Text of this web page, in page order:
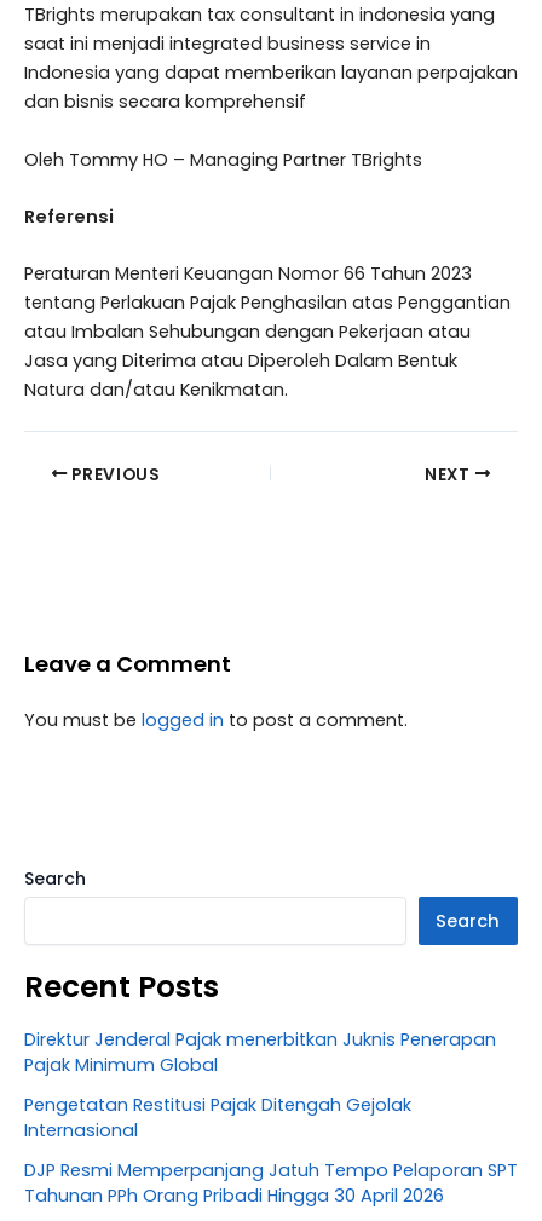
TBrights merupakan tax consultant in indonesia yang
saat ini menjadi integrated business service in
Indonesia yang dapat memberikan layanan perpajakan
dan bisnis secara komprehensif
Oleh Tommy HO – Managing Partner TBrights
Referensi
Peraturan Menteri Keuangan Nomor 66 Tahun 2023
tentang Perlakuan Pajak Penghasilan atas Penggantian
atau Imbalan Sehubungan dengan Pekerjaan atau
Jasa yang Diterima atau Diperoleh Dalam Bentuk
Natura dan/atau Kenikmatan.
PREVIOUS NEXT
Leave a Comment
You must be logged in to post a comment.
Search
Search
Recent Posts
Direktur Jenderal Pajak menerbitkan Juknis Penerapan
Pajak Minimum Global
Pengetatan Restitusi Pajak Ditengah Gejolak
Internasional
DJP Resmi Memperpanjang Jatuh Tempo Pelaporan SPT
Tahunan PPh Orang Pribadi Hingga 30 April 2026